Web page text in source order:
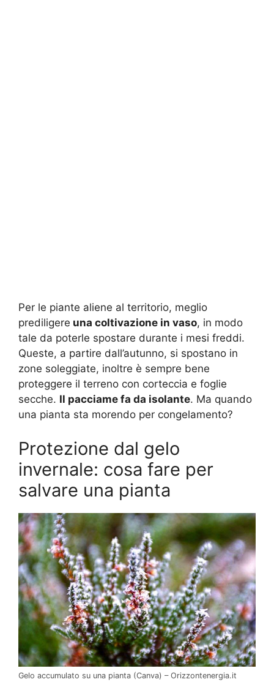
Per le piante aliene al territorio, meglio
prediligere una coltivazione in vaso, in modo
tale da poterle spostare durante i mesi freddi.
Queste, a partire dall’autunno, si spostano in
zone soleggiate, inoltre è sempre bene
proteggere il terreno con corteccia e foglie
secche. Il pacciame fa da isolante. Ma quando
una pianta sta morendo per congelamento?
Protezione dal gelo
invernale: cosa fare per
salvare una pianta
Gelo accumulato su una pianta (Canva) – Orizzontenergia.it